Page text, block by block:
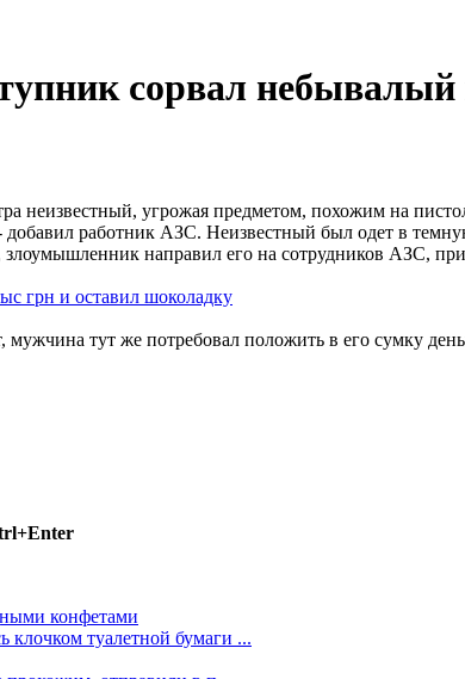
сорвал
неизвестный, угрожая предметом, похожим на
добавил работник АЗС. Неизвестный был одет в
направил его на сотрудников АЗС,
грн и оставил шоколадку
тут же потребовал положить в его сумку
конфетами
туалетной бумаги ...